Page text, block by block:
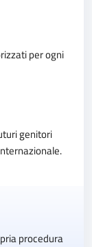
per ogni
genitori
procedura